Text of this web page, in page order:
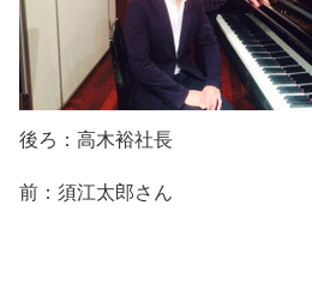
後ろ：高木裕社長
前：須江太郎さん